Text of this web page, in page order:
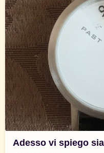
Adesso vi spiego